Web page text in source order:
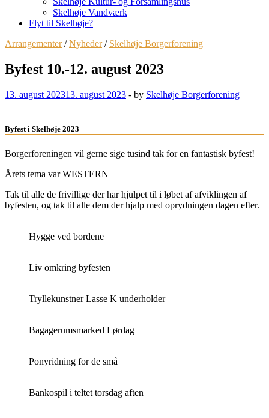
Skelhøje Vandværk
Flyt til Skelhøje?
Arrangementer/Nyheder/ Skelhøje Borgerforening
Byfest 10.-12. august 2023
13. august 202313. august 2023 - by Skelhøje Borgerforening
Byfest i Skelhøje 2023
Borgerforeningen vil gerne sige tusind tak for en fantastisk byfest!
Årets tema var WESTERN
Tak til alle de frivillige der har hjulpet til i løbet af afviklingen af
byfesten, og tak til alle dem der hjalp med oprydningen dagen efter.
Hygge ved bordene
Liv omkring byfesten
Tryllekunstner Lasse K underholder
Bagagerumsmarked Lørdag
Ponyridning for de små
Bankospil i teltet torsdag aften